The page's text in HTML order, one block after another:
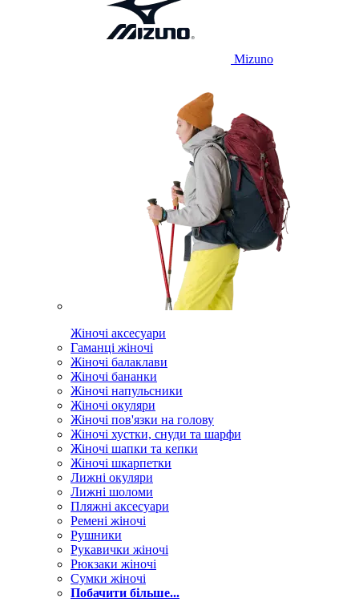
Mizuno
Жіночі аксесуари
Гаманці жіночі
Жіночі балаклави
Жіночі бананки
Жіночі напульсники
Жіночі окуляри
Жіночі пов'язки на голову
Жіночі хустки, снуди та шарфи
Жіночі шапки та кепки
Жіночі шкарпетки
Лижні окуляри
Лижні шоломи
Пляжні аксесуари
Ремені жіночі
Рушники
Рукавички жіночі
Рюкзаки жіночі
Сумки жіночі
Побачити більше...